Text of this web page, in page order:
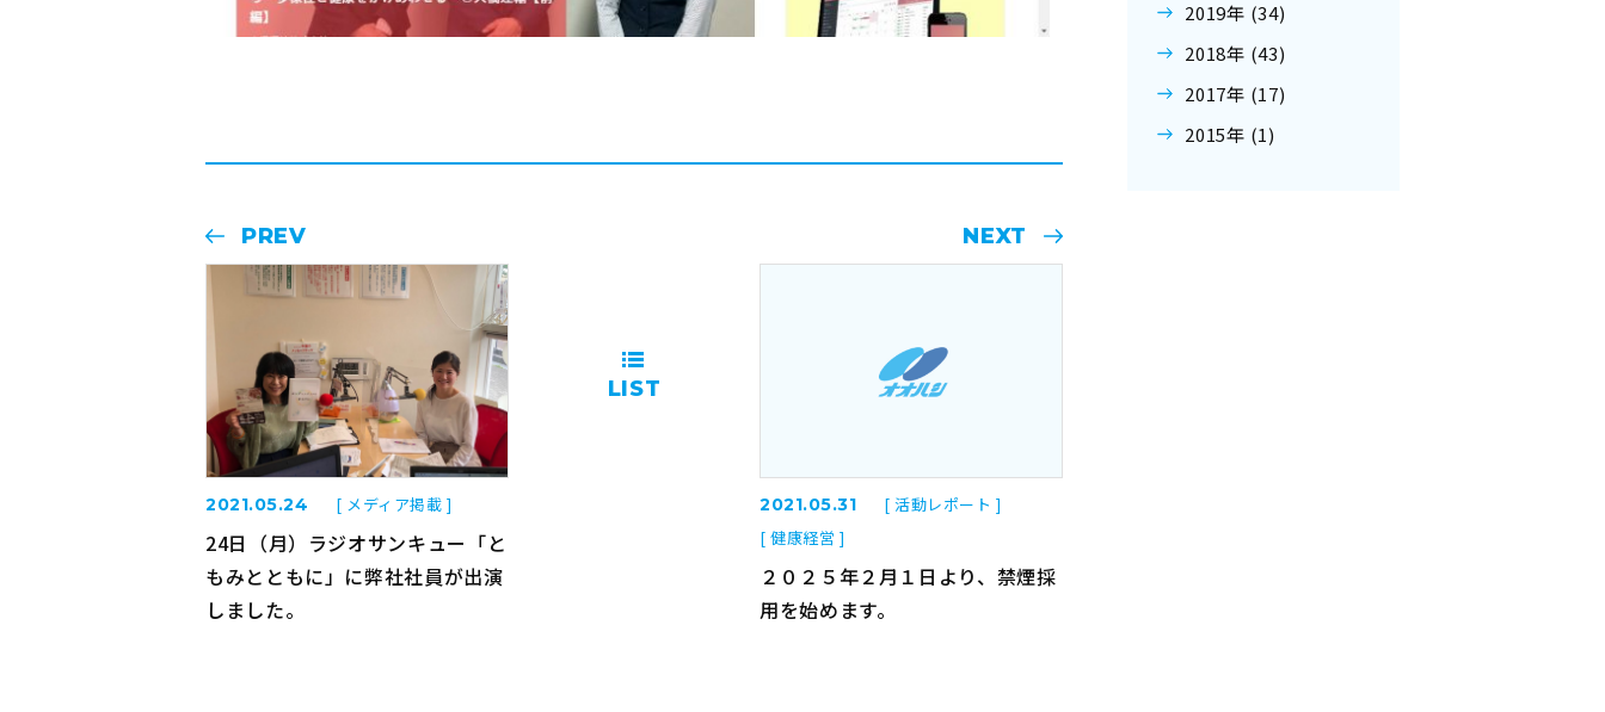
PREV
2021.05.24 [ メディア掲載 ]
24日（月）ラジオサンキュー「と
もみとともに」に弊社社員が出演
しました。
LIST
NEXT
2021.05.31
[ 活動レポート ]
[ 健康経営 ]
２０２５年２月１日より、禁煙採
用を始めます。
2019年 (34)
2018年 (43)
2017年 (17)
2015年 (1)